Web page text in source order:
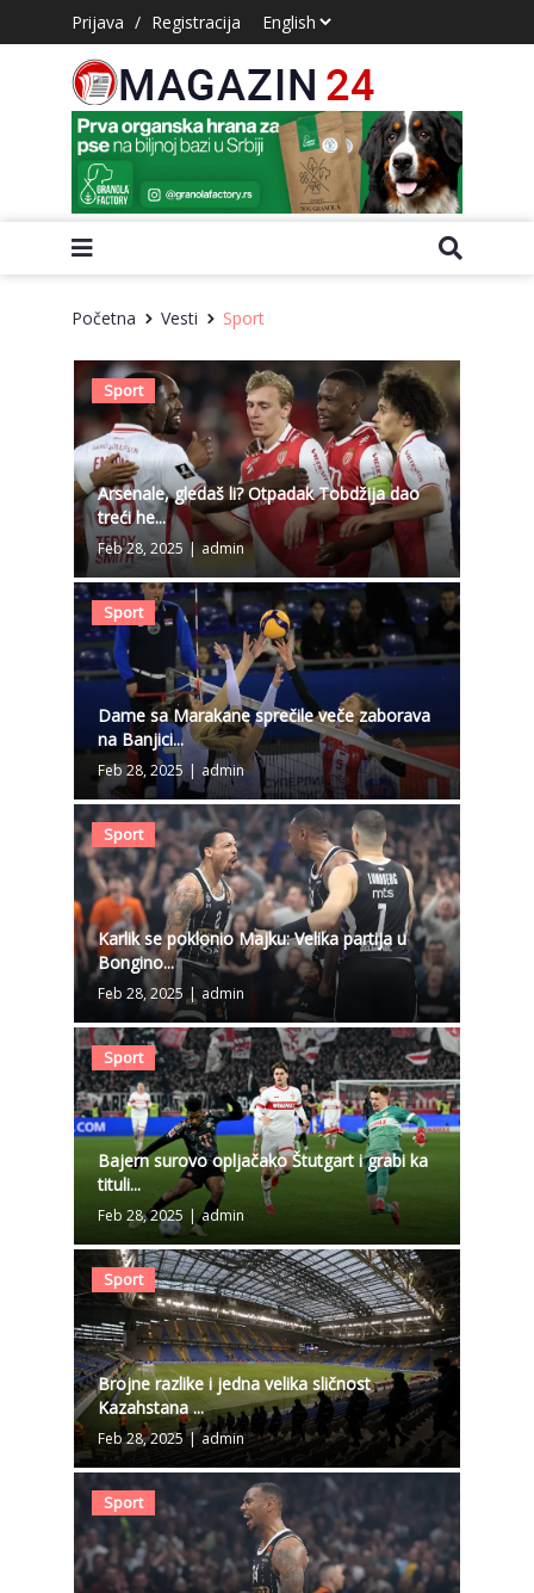
Prijava / Registracija
Početna Vesti Sport
Sport
Arsenale, gledaš li? Otpadak Tobdžija dao
treći he...
Feb 28, 2025 | admin
Sport
Dame sa Marakane sprečile veče zaborava
na Banjici...
Feb 28, 2025 | admin
Sport
Karlik se poklonio Majku: Velika partija u
Bongino...
Feb 28, 2025 | admin
Sport
Bajern surovo opljačako Štutgart i grabi ka
tituli...
Feb 28, 2025 | admin
Sport
Brojne razlike i jedna velika sličnost
Kazahstana ...
Feb 28, 2025 | admin
Sport